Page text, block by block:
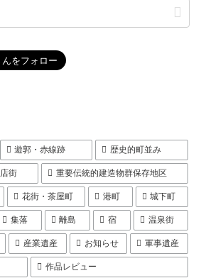
遊郭・赤線跡 歴史的町並み
街 重要伝統的建造物群保存地区
花街・茶屋町 港町 城下町
集落 離島 宿 温泉街
産業遺産 お知らせ 軍事遺産
作品レビュー